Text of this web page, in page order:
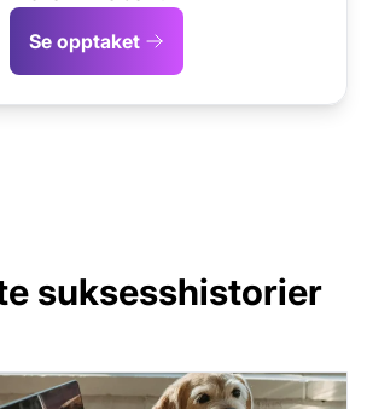
Se opptaket
suksesshistorier